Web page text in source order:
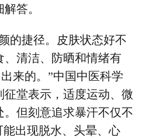
答。
的捷径。皮肤状态好不
清洁、防晒和情绪有
来的。”中国中医科学
征堂表示，适度运动、微
但刻意追求暴汗不仅不
出现脱水、头晕、心